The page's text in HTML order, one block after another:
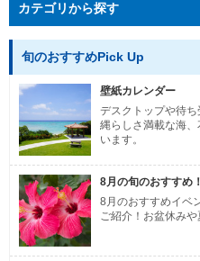
カテゴリから探す
旬のおすすめPick Up
壁紙カレンダー
デスクトップや待
縄らしさ満載な海
います。
8月の旬のおすすめ！
8月のおすすめイベ
ご紹介！お盆休み